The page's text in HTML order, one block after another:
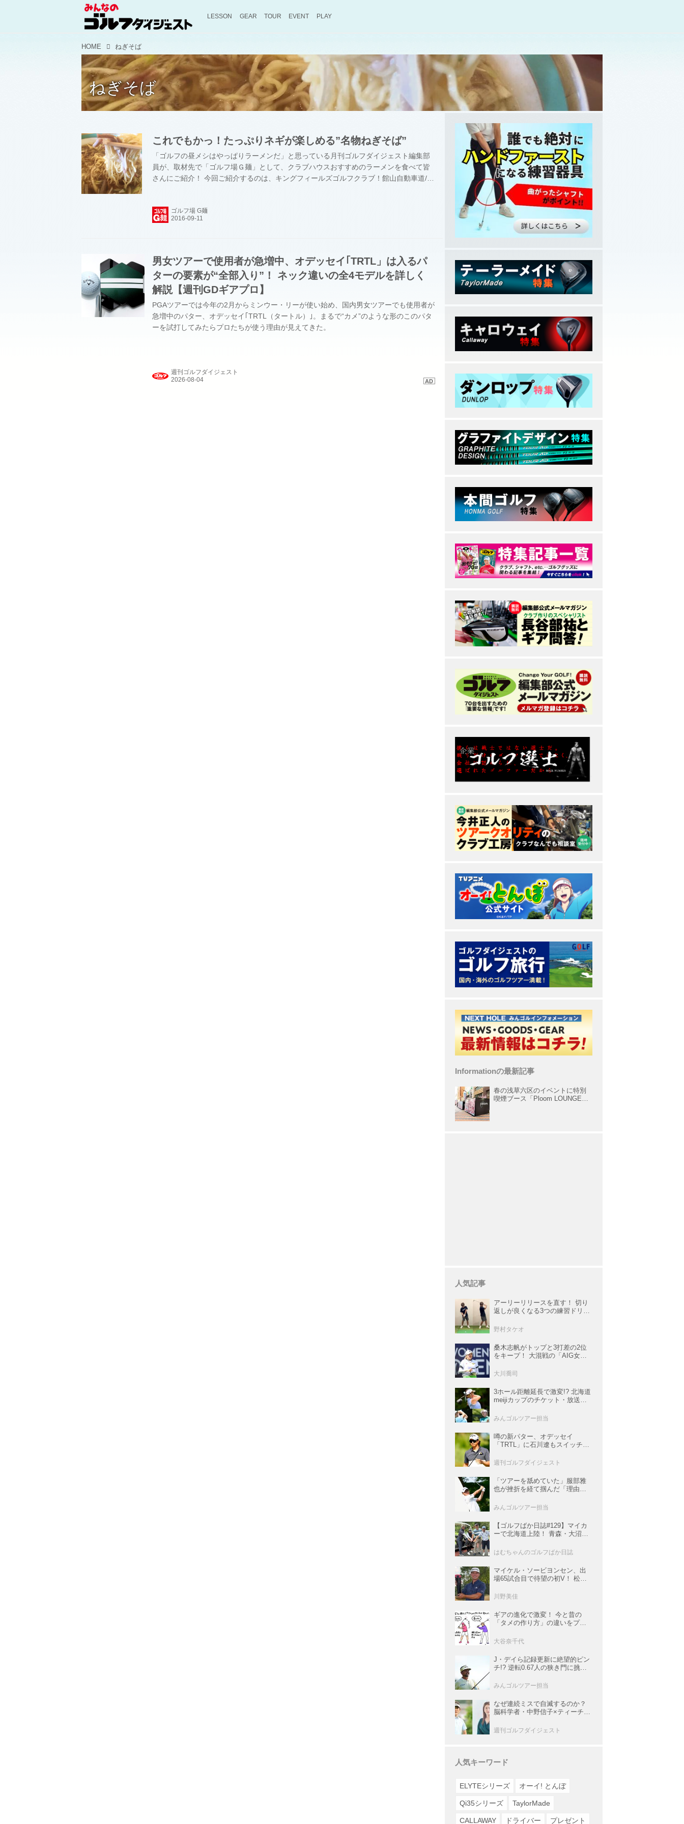
LESSON GEAR TOUR EVENT PLAY
HOME ねぎそば
ねぎそば
これでもかっ！たっぷりネギが楽しめる”名物ねぎそば”
「ゴルフの昼メシはやっぱりラーメンだ」と思っている月刊ゴルフダイジェスト編集部
員が、取材先で「ゴルフ場Ｇ麺」として、クラブハウスおすすめのラーメンを食べて皆
さんにご紹介！ 今回ご紹介するのは、キングフィールズゴルフクラブ！館山自動車道/市
ズゴルフクラブ フェアウェイは広いが大小の池も効果的に配置されたり、バンカーには
さまれたり、あるいは傾斜があったりと単純に中央狙いではスコアにならない。設計者
ゴルフ場 G麺
男女ツアーで使用者が急増中、オデッセイ｢TRTL」は入るパ
ターの要素が“全部入り”！ ネック違いの全4モデルを詳しく
解説【週刊GDギアプロ】
PGAツアーでは今年の2月からミンウー・リーが使い始め、国内男女ツアーでも使用者が
急増中のパター、オデッセイ｢TRTL（タートル）｣。まるで“カメ”のような形のこのパタ
ーを試打してみたらプロたちが使う理由が見えてきた。
週刊ゴルフダイジェスト
Informationの最新記事
春の浅草六区のイベントに特別
喫煙ブース「Ploom LOUNGE」
人気記事
アーリーリリースを直す！ 切り
返しが良くなる3つの練習ドリル
野村タケオ
桑木志帆がトップと3打差の2位
をキープ！ 大混戦の「AIG女子
佳も逆転圏内で運命の最終日へ
大川喬司
3ホール距離延長で激変!? 北海道
meijiカップのチケット・放送＆
メント観戦ガイド】
みんゴルツアー担当
噂の新パター、オデッセイ
「TRTL」に石川遼もスイッチ！
績上昇中
週刊ゴルフダイジェスト
「ツアーを舐めていた」服部雅
也が挫折を経て掴んだ「理由あ
ー次世代スター列伝#45】
みんゴルツアー担当
【ゴルフばか日誌#129】マイカ
ーで北海道上陸！ 青森・大沼・
はむちゃんのゴルフばか日誌
マイケル・ソービヨンセン、出
場65試合目で待望の初V！ 松山
【米男子ツアー】
川野美佳
ギアの進化で激変！ 今と昔の
「タメの作り方」の違いをプロ
大谷奈千代
J・デイら記録更新に絶望的ピン
チ!? 逆転0.67人の狭き門に挑む
ー】
みんゴルツアー担当
なぜ連続ミスで自滅するのか？
脳科学者・中野信子×ティーチン
攻略法
週刊ゴルフダイジェスト
人気キーワード
ELYTEシリーズ オーイ! とんぼ
Qi35シリーズ TaylorMade
CALLAWAY ドライバー プレゼント